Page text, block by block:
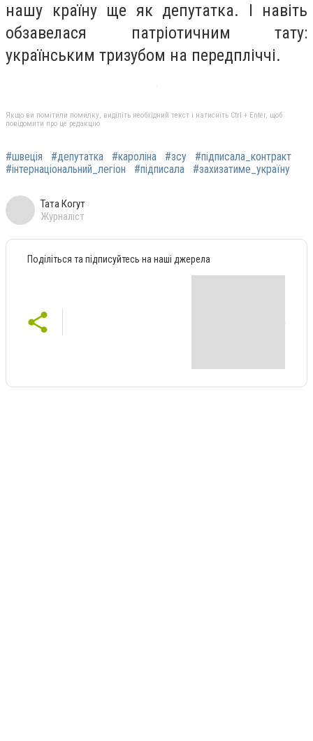
нашу країну ще як депутатка. І навіть
обзавелася патріотичним тату:
українським тризубом на передпліччі.
Якщо ви помітили помилку, виділіть необхідний текст і натисніть Ctrl + Enter, щоб
повідомити про це редакцію
#швеція #депутатка #кароліна #зсу
#підписала_контракт
#інтернаціональний_легіон
#підписала #захизатиме_україну
Тата Когут
Журналіст
Поділіться та підписуйтесь на наші джерела